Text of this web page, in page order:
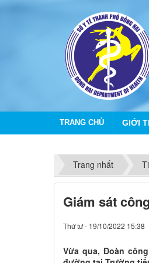
TRANG CHỦ GIỚI
Trang nhất
Giám sát
Thứ tư - 19/10/2022 15:38
Vừa qua, Đoàn